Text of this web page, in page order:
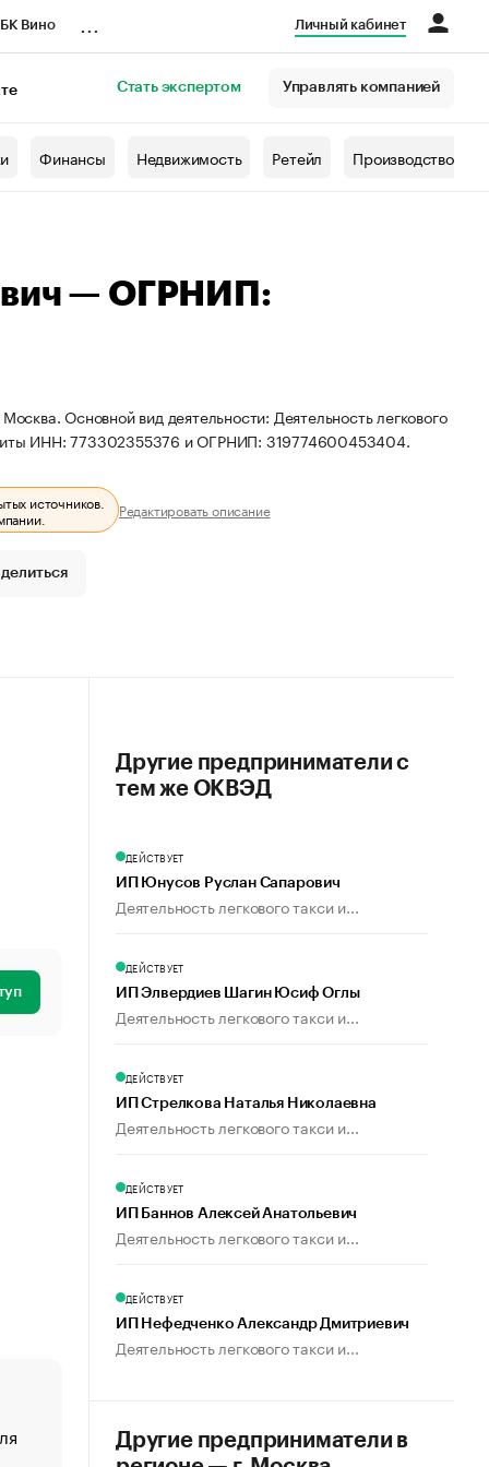
Вино Личный кабинет
Стать экспертом Управлять компанией
Финансы Недвижимость Ретейл Производство
— ОГРНИП:
Основной вид деятельности: Деятельность легкового
ИНН: 773302355376 и ОГРНИП: 319774600453404.
источников.
Редактировать описание
«От спорта тело стареет иначе». Как живет глава
создавшей GTA
Другие предприниматели с
тем же ОКВЭД
ДЕЙСТВУЕТ
ИП Юнусов Руслан Сапарович
Деятельность легкового такси и...
ДЕЙСТВУЕТ
ИП Элвердиев Шагин Юсиф Оглы
Деятельность легкового такси и...
ДЕЙСТВУЕТ
ИП Стрелкова Наталья Николаевна
Деятельность легкового такси и...
ДЕЙСТВУЕТ
ИП Баннов Алексей Анатольевич
Деятельность легкового такси и...
ДЕЙСТВУЕТ
ИП Нефедченко Александр Дмитриевич
Деятельность легкового такси и...
Другие предприниматели в